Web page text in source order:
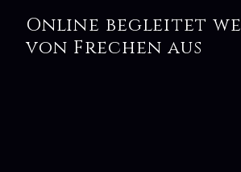
Online begleitet
von Frechen aus